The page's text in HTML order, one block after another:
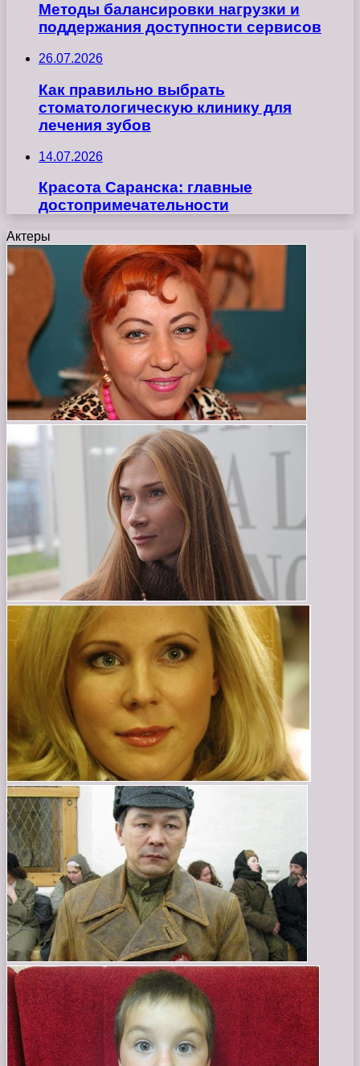
Методы балансировки нагрузки и
поддержания доступности сервисов
26.07.2026
Как правильно выбрать
стоматологическую клинику для
лечения зубов
14.07.2026
Красота Саранска: главные
достопримечательности
Актеры